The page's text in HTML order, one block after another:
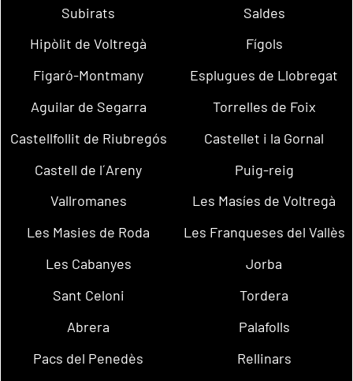
Subirats
Saldes
Hipòlit de Voltregà
Fígols
Figaró-Montmany
Esplugues de Llobregat
Aguilar de Segarra
Torrelles de Foix
Castellfollit de Riubregós
Castellet i la Gornal
Castell de l´Areny
Puig-reig
Vallromanes
Les Masíes de Voltregà
Les Masies de Roda
Les Franqueses del Vallès
Les Cabanyes
Jorba
Sant Celoni
Tordera
Abrera
Palafolls
Pacs del Penedès
Rellinars